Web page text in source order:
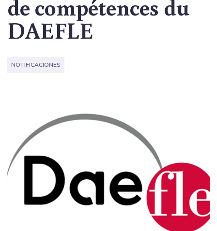
de compétences du
DAEFLE
NOTIFICACIONES